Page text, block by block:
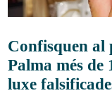
Confisquen al
Palma més de
luxe